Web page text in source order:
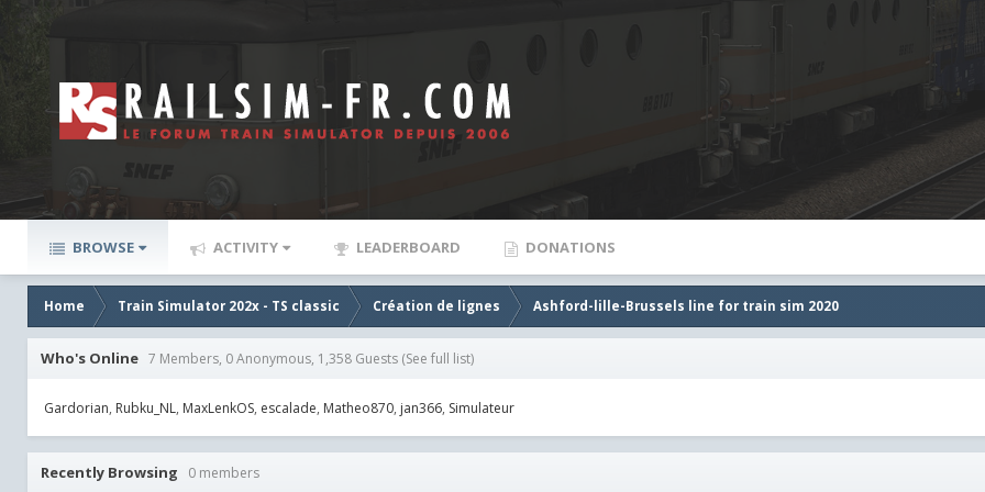
BROWSE ACTIVITY LEADERBOARD DONATIONS
Home Train Simulator 202x - TS classic Création de lignes Ashford-lille-Brussels line for train sim 2020
Who's Online 7 Members, 0 Anonymous, 1,358 Guests (See full list)
Gardorian Rubku_NL MaxLenkOS escalade Matheo870 jan366 Simulateur
Recently Browsing 0 members